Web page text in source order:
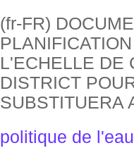
(fr-FR)
L'ECHELLE DE
DISTRICT
SUBSTITUERA
politique de l'eau